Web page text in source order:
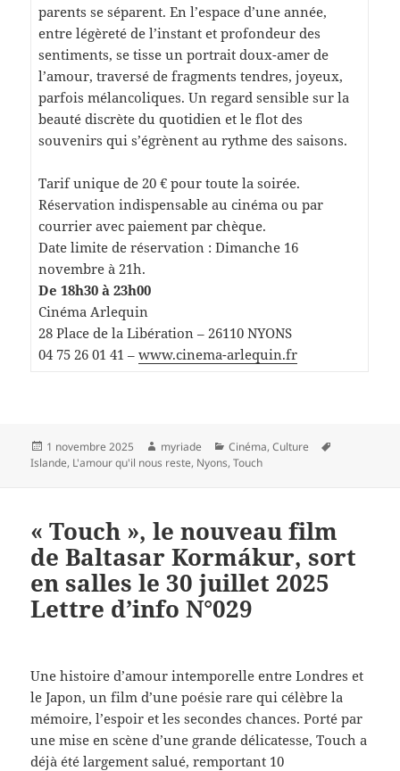
parents se séparent. En l’espace d’une année,
entre légèreté de l’instant et profondeur des
sentiments, se tisse un portrait doux-amer de
l’amour, traversé de fragments tendres, joyeux,
parfois mélancoliques. Un regard sensible sur la
beauté discrète du quotidien et le flot des
souvenirs qui s’égrènent au rythme des saisons.
Tarif unique de 20 € pour toute la soirée.
Réservation indispensable au cinéma ou par
courrier avec paiement par chèque.
Date limite de réservation : Dimanche 16
novembre à 21h.
De 18h30 à 23h00
Cinéma Arlequin
28 Place de la Libération – 26110 NYONS
04 75 26 01 41 – www.cinema-arlequin.fr
Publié
le
1 novembre 2025 Auteur
myriade Catégories
Cinéma,Culture
Islande, L'amour qu'il nous reste, Nyons,Touch
« Touch », le nouveau film
de Baltasar Kormákur, sort
en salles le 30 juillet 2025
Lettre d’info N°029
Une histoire d’amour intemporelle entre Londres et
le Japon, un film d’une poésie rare qui célèbre la
mémoire, l’espoir et les secondes chances. Porté par
une mise en scène d’une grande délicatesse, Touch a
déjà été largement salué, remportant 10